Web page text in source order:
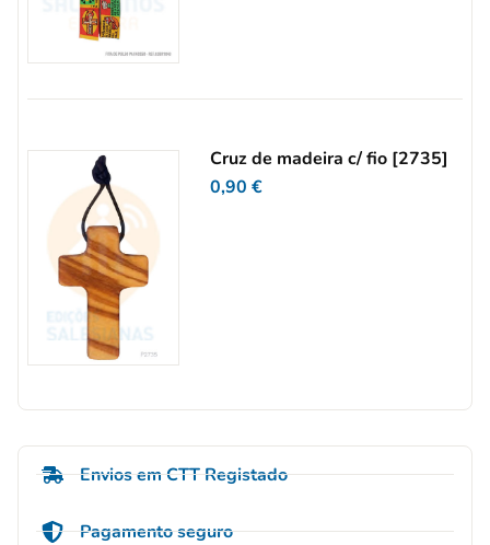
Cruz de madeira c/ fio [2735]
0,90€
Envios em CTT Registado
Pagamento seguro